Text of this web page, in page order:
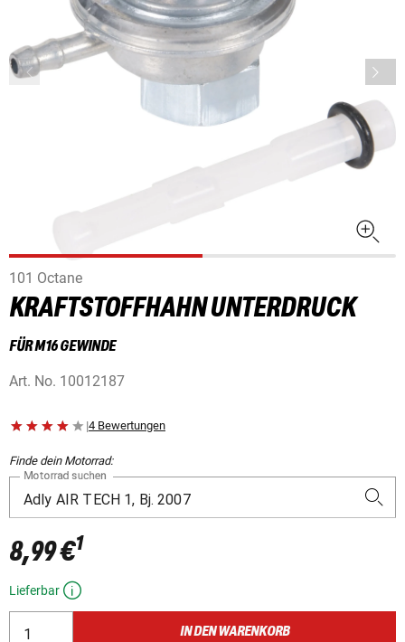
101 Octane
KRAFTSTOFFHAHN UNTERDRUCK
FÜR M16 GEWINDE
Art. No. 10012187
|4 Bewertungen
Finde dein Motorrad:
Motorrad suchen
8,99 €1
Lieferbar
IN DEN WARENKORB